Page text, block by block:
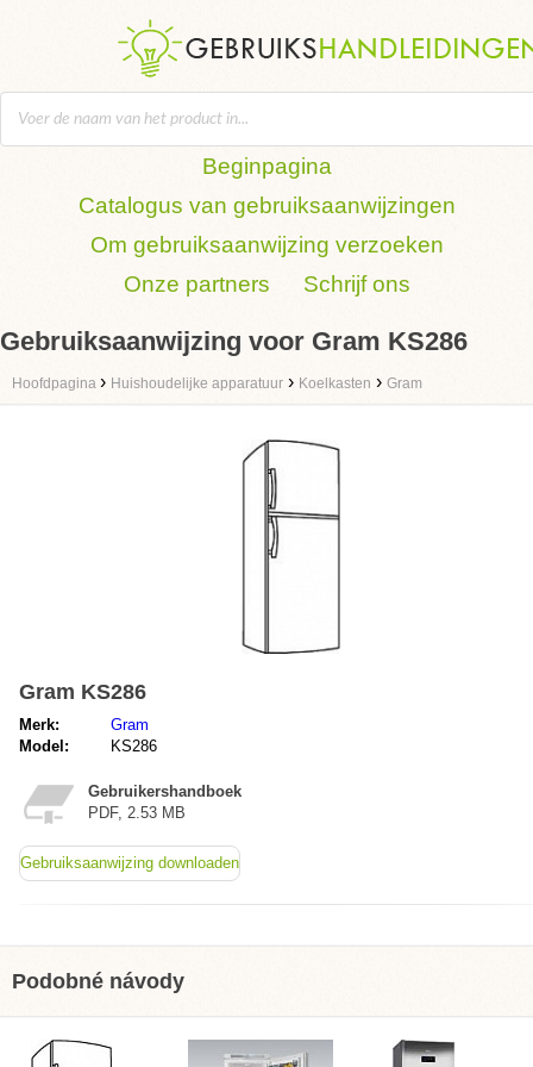
Beginpagina
Catalogus van gebruiksaanwijzingen
Om gebruiksaanwijzing verzoeken
Onze partners
Schrijf ons
Gebruiksaanwijzing voor Gram KS286
Hoofdpagina › Huishoudelijke apparatuur › Koelkasten › Gram
Gram KS286
Merk:
Gram
Model:
KS286
Gebruikershandboek
PDF, 2.53 MB
Gebruiksaanwijzing downloaden
Podobné návody